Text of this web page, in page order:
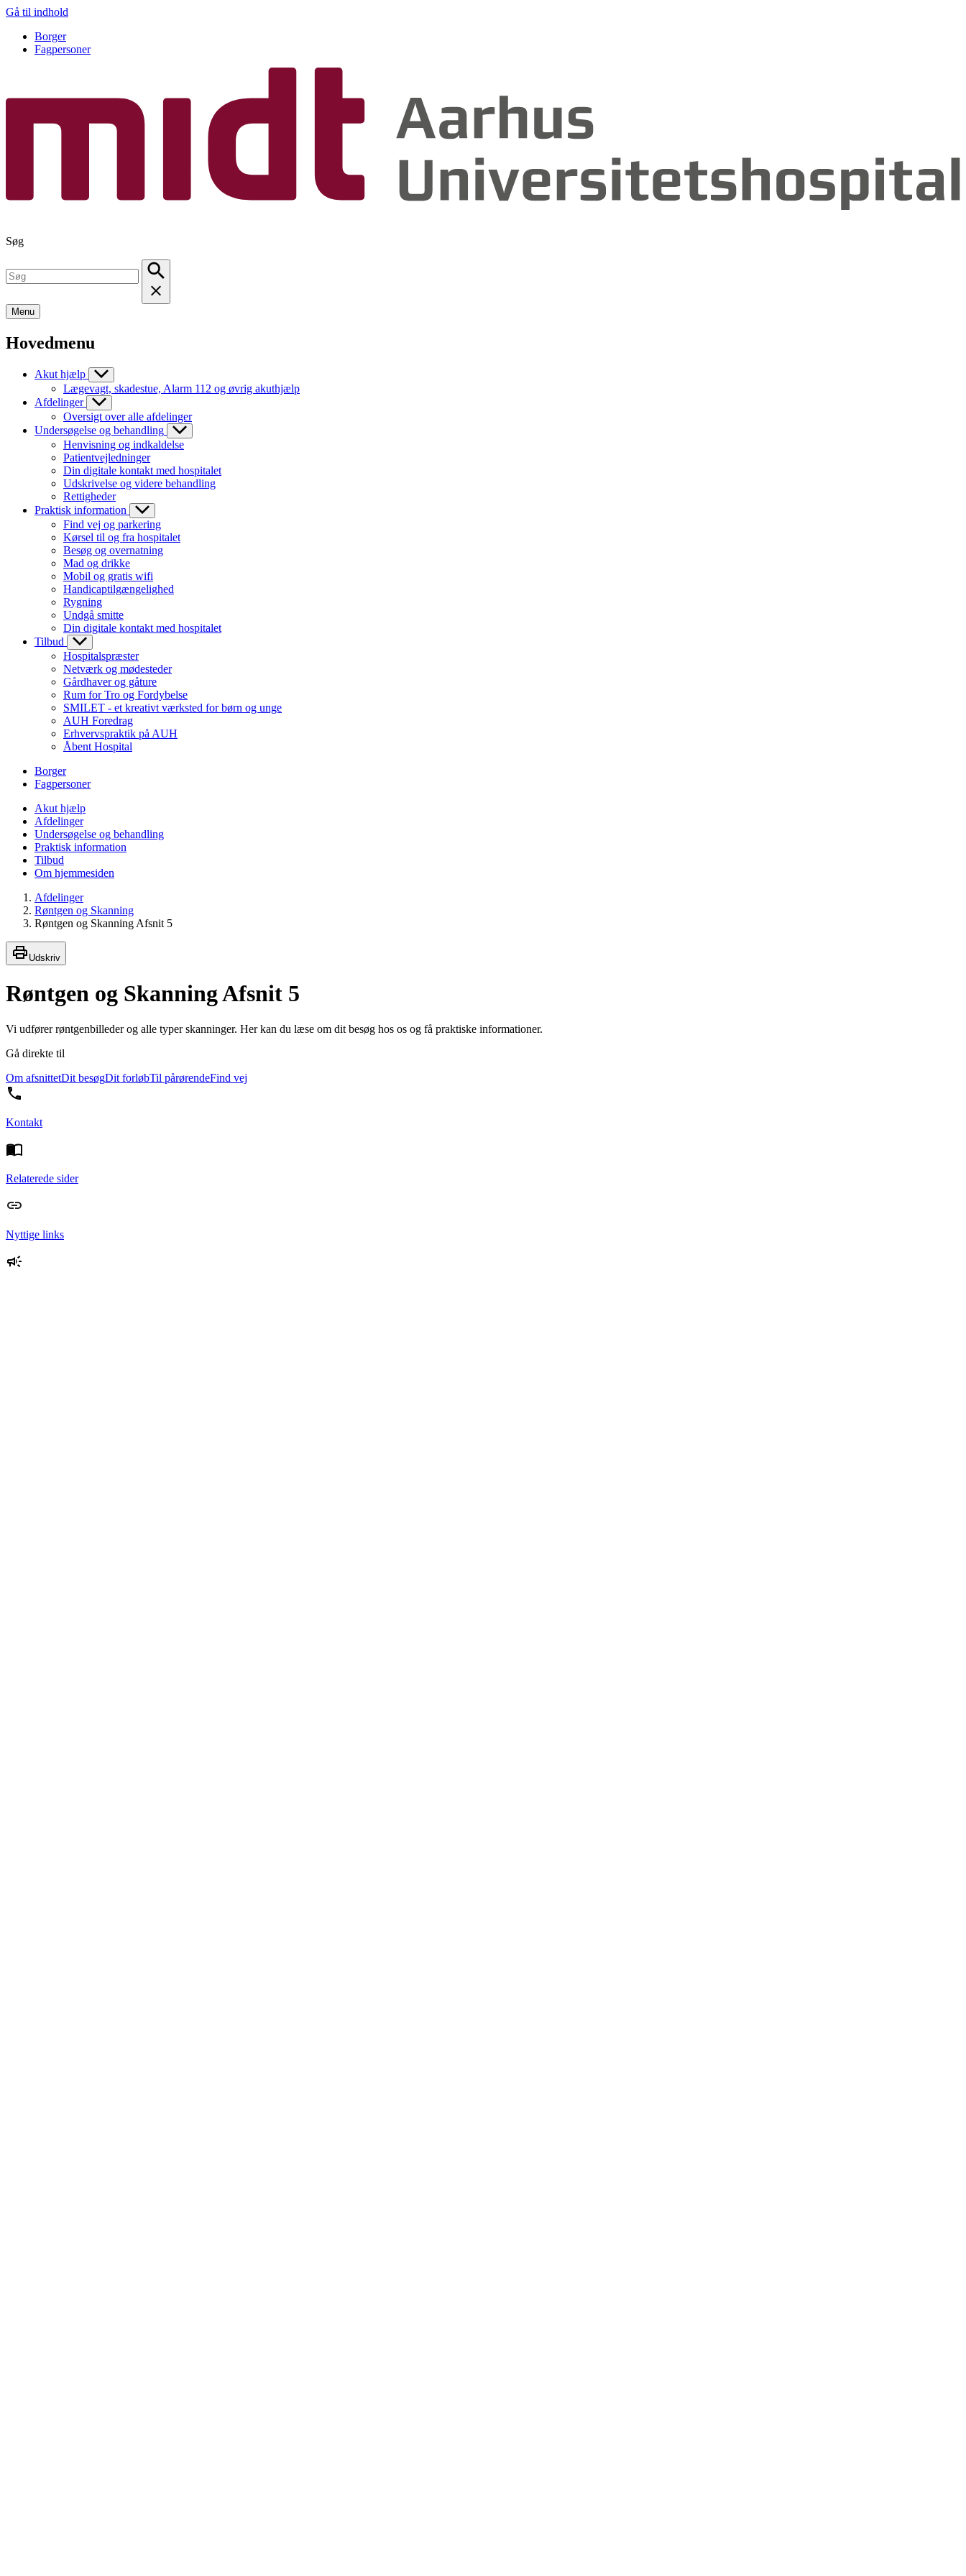
Gå til indhold
Borger
Fagpersoner
Søg
Menu
Hovedmenu
Akut hjælp
Lægevagt, skadestue, Alarm 112 og øvrig akuthjælp
Afdelinger
Oversigt over alle afdelinger
Undersøgelse og behandling
Henvisning og indkaldelse
Patientvejledninger
Din digitale kontakt med hospitalet
Udskrivelse og videre behandling
Rettigheder
Praktisk information
Find vej og parkering
Kørsel til og fra hospitalet
Besøg og overnatning
Mad og drikke
Mobil og gratis wifi
Handicaptilgængelighed
Rygning
Undgå smitte
Din digitale kontakt med hospitalet
Tilbud
Hospitalspræster
Netværk og mødesteder
Gårdhaver og gåture
Rum for Tro og Fordybelse
SMILET - et kreativt værksted for børn og unge
AUH Foredrag
Erhvervspraktik på AUH
Åbent Hospital
Borger
Fagpersoner
Akut hjælp
Afdelinger
Undersøgelse og behandling
Praktisk information
Tilbud
Om hjemmesiden
Afdelinger
Røntgen og Skanning
Røntgen og Skanning Afsnit 5
Udskriv
Røntgen og Skanning Afsnit 5
Vi udfører røntgenbilleder og alle typer skanninger. Her kan du læse om dit besøg hos os og få praktiske informationer.
Gå direkte til
Om afsnittetDit besøgDit forløbTil pårørendeFind vej
Kontakt
Relaterede sider
Nyttige links